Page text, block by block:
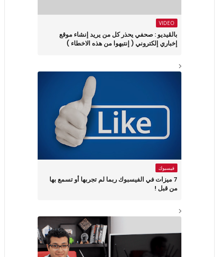
VIDEO
بالڤيديو : صحفي يحذر كل من يريد إنشاء موقع
إخباري إلكتروني ( إنتبهوا من هذه الاخطاء )
فيسبوك
7 ميزات في الفيسبوك ربما لم تجربها أو تسمع بها
من قبل !